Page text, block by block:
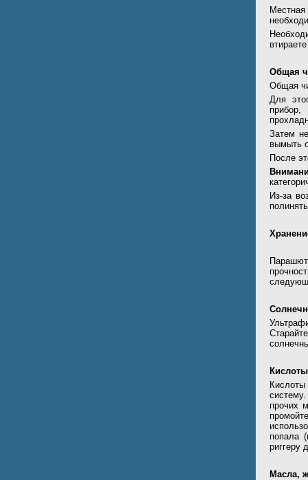
Общая
Общая
Для
Затем
вымыть
После
Из-за
Кислоты
прочих
попала
риггеру
Масла,